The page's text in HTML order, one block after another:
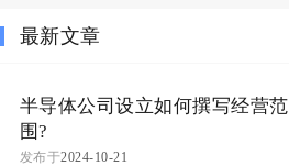
最新文章
半导体公司设立如何撰写经营范
围?
发布于2024-10-21